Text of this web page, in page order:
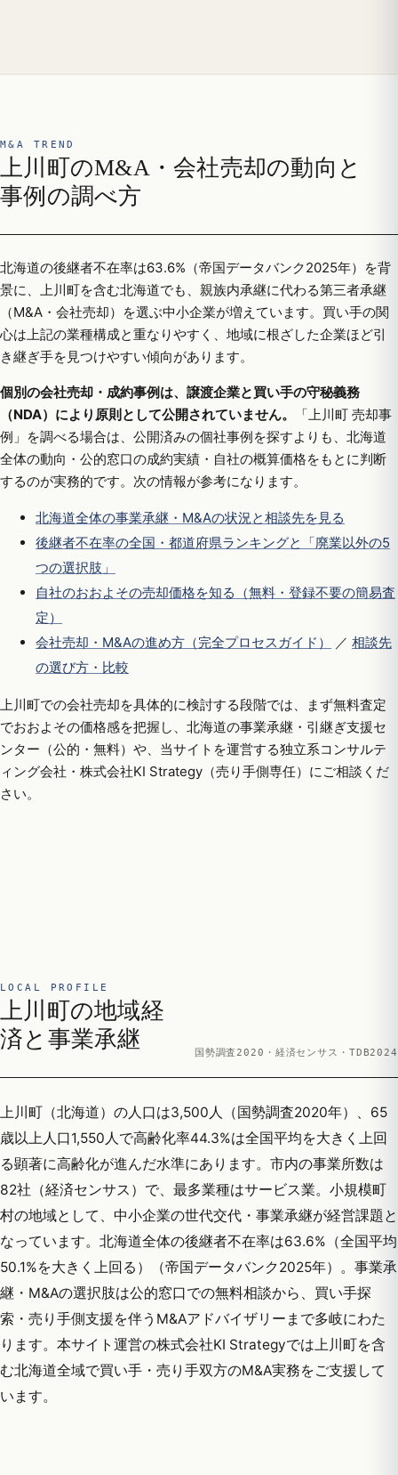
M&A TREND
上川町のM&A・会社売却の動向と
事例の調べ方
北海道の後継者不在率は63.6%（帝国データバンク2025年）を背
景に、上川町を含む北海道でも、親族内承継に代わる第三者承継
（M&A・会社売却）を選ぶ中小企業が増えています。買い手の関
心は上記の業種構成と重なりやすく、地域に根ざした企業ほど引
き継ぎ手を見つけやすい傾向があります。
個別の会社売却・成約事例は、譲渡企業と買い手の守秘義務
（NDA）により原則として公開されていません。
「上川町 売却事
例」を調べる場合は、公開済みの個社事例を探すよりも、北海道
全体の動向・公的窓口の成約実績・自社の概算価格をもとに判断
するのが実務的です。次の情報が参考になります。
北海道全体の事業承継・M&Aの状況と相談先を見る
後継者不在率の全国・都道府県ランキングと「廃業以外の5
つの選択肢」
自社のおおよその売却価格を知る（無料・登録不要の簡易査
定）
会社売却・M&Aの進め方（完全プロセスガイド）
／ 相談先
の選び方・比較
上川町での会社売却を具体的に検討する段階では、まず無料査定
でおおよその価格感を把握し、北海道の事業承継・引継ぎ支援セ
ンター（公的・無料）や、当サイトを運営する独立系コンサルテ
ィング会社・株式会社KI Strategy（売り手側専任）にご相談くだ
さい。
LOCAL PROFILE
上川町の地域経
済と事業承継
国勢調査2020・経済センサス・TDB2024
上川町（北海道）の人口は3,500人（国勢調査2020年）、65
歳以上人口1,550人で高齢化率44.3%は全国平均を大きく上回
る顕著に高齢化が進んだ水準にあります。市内の事業所数は
82社（経済センサス）で、最多業種はサービス業。小規模町
村の地域として、中小企業の世代交代・事業承継が経営課題と
なっています。北海道全体の後継者不在率は63.6%（全国平均
50.1%を大きく上回る）（帝国データバンク2025年）。事業承
継・M&Aの選択肢は公的窓口での無料相談から、買い手探
索・売り手側支援を伴うM&Aアドバイザリーまで多岐にわた
ります。本サイト運営の株式会社KI Strategyでは上川町を含
む北海道全域で買い手・売り手双方のM&A実務をご支援して
います。